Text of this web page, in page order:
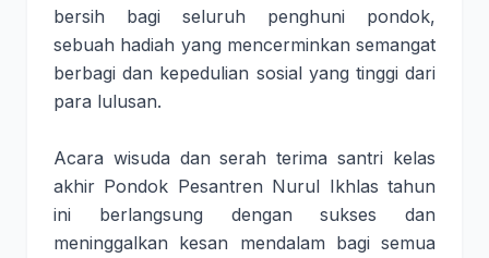
bersih bagi seluruh penghuni pondok,
sebuah hadiah yang mencerminkan semangat
berbagi dan kepedulian sosial yang tinggi dari
para lulusan.
Acara wisuda dan serah terima santri kelas
akhir Pondok Pesantren Nurul Ikhlas tahun
ini berlangsung dengan sukses dan
meninggalkan kesan mendalam bagi semua